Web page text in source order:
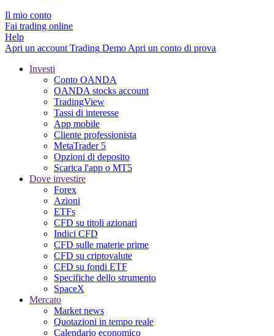
Il mio conto
Fai trading online
Help
Apri un account Trading Demo Apri un conto di prova
Investi
Conto OANDA
OANDA stocks account
TradingView
Tassi di interesse
App mobile
Cliente professionista
MetaTrader 5
Opzioni di deposito
Scarica l'app o MT5
Dove investire
Forex
Azioni
ETFs
CFD su titoli azionari
Indici CFD
CFD sulle materie prime
CFD su criptovalute
CFD su fondi ETF
Specifiche dello strumento
SpaceX
Mercato
Market news
Quotazioni in tempo reale
Calendario economico